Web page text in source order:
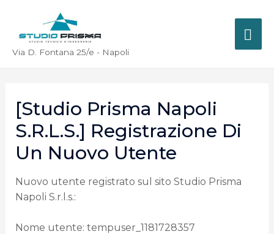
Via D. Fontana 25/e - Napoli
[Studio Prisma Napoli
S.r.l.s.] Registrazione Di
Un Nuovo Utente
Nuovo utente registrato sul sito Studio Prisma
Napoli S.r.l.s.:
Nome utente: tempuser_1181728357